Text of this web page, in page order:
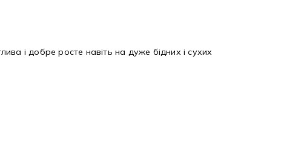
і добре росте навіть на дуже бідних і сухих